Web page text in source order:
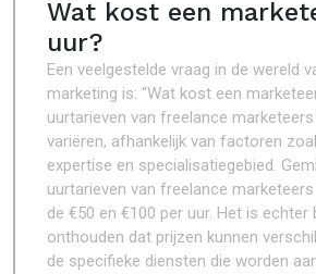
Wat kost een
uur?
Een veelgestelde vraag in de wereld
marketing is: “Wat kost een
uurtarieven van freelance
variëren, afhankelijk van factoren
expertise en specialisatiegebied.
uurtarieven van freelance
de €50 en €100 per uur. Het is echter
onthouden dat prijzen kunnen
de specifieke diensten die worden